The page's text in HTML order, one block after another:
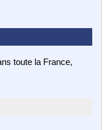
toute la France,